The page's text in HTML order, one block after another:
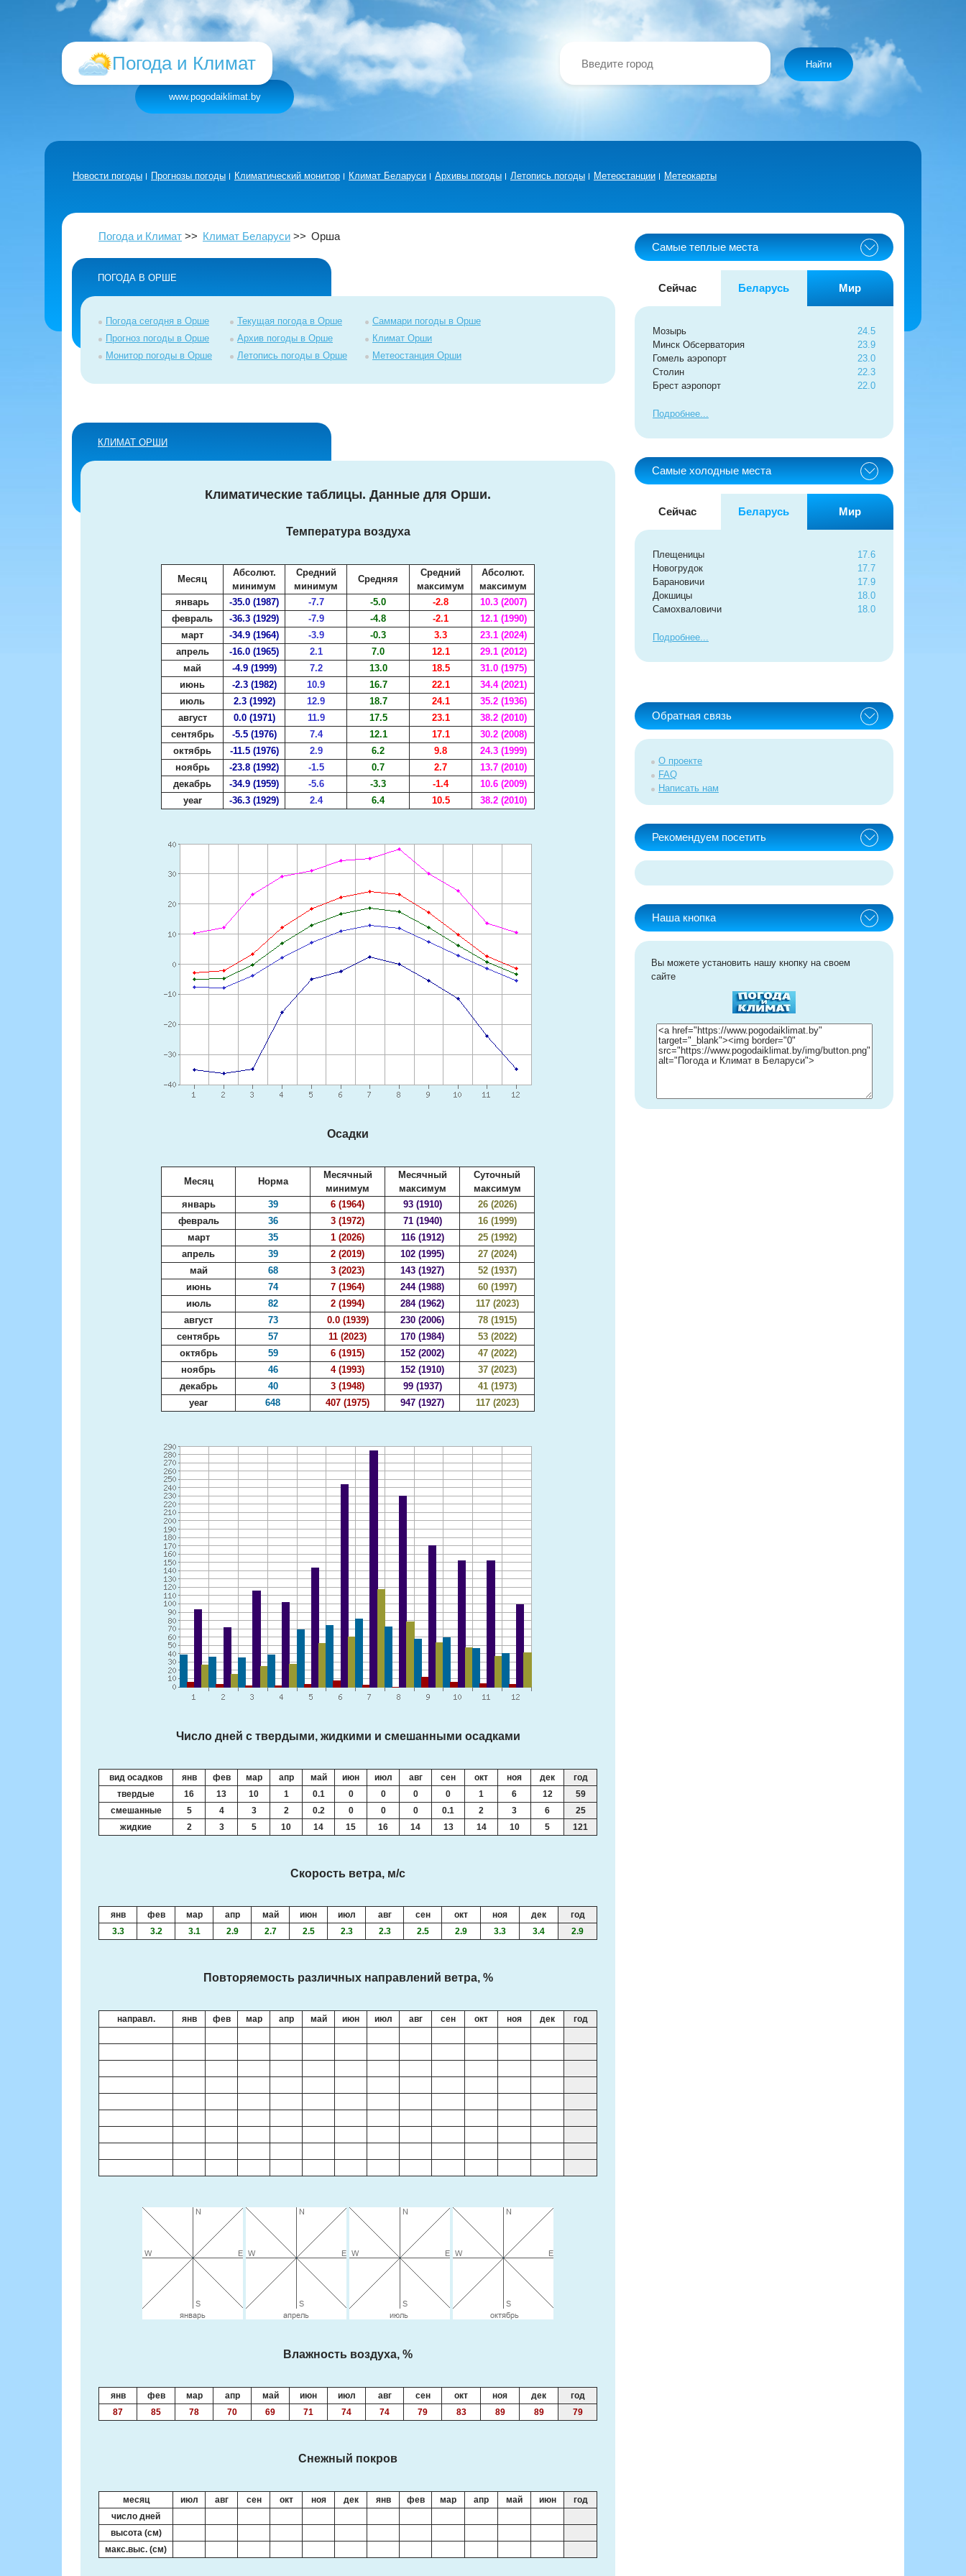
Погода и Климат
www.pogodaiklimat.by
Найти
Новости погоды Прогнозы погоды Климатический монитор Климат Беларуси Архивы погоды Летопись погоды Метеостанции Метеокарты
Погода и Климат Климат Беларуси Орша
ПОГОДА В ОРШЕ
Погода сегодня в Орше
Прогноз погоды в Орше
Монитор погоды в Орше
Текущая погода в Орше
Архив погоды в Орше
Летопись погоды в Орше
Саммари погоды в Орше
Климат Орши
Метеостанция Орши
КЛИМАТ ОРШИ
Климатические таблицы. Данные для Орши.
Температура воздуха
Месяц
Абсолют.
минимум
Средний
минимум
Средняя
Средний
максимум
Абсолют.
максимум
январь
-35.0 (1987) -7.7 -5.0 -2.8
10.3 (2007)
февраль
-36.3 (1929) -7.9 -4.8 -2.1
12.1 (1990)
март
-34.9 (1964) -3.9 -0.3 3.3
23.1 (2024)
апрель
-16.0 (1965) 2.1 7.0 12.1
29.1 (2012)
май
-4.9 (1999) 7.2 13.0 18.5
31.0 (1975)
июнь
-2.3 (1982) 10.9 16.7 22.1
34.4 (2021)
июль
2.3 (1992) 12.9 18.7 24.1
35.2 (1936)
август
0.0 (1971) 11.9 17.5 23.1
38.2 (2010)
сентябрь
-5.5 (1976) 7.4 12.1 17.1
30.2 (2008)
октябрь
-11.5 (1976) 2.9 6.2 9.8
24.3 (1999)
ноябрь
-23.8 (1992) -1.5 0.7 2.7
13.7 (2010)
декабрь
-34.9 (1959) -5.6 -3.3 -1.4
10.6 (2009)
year
-36.3 (1929) 2.4 6.4 10.5 38.2 (2010)
Осадки
Месяц Норма
Месячный
минимум
Месячный
максимум
Суточный
максимум
январь
39 6 (1964) 93 (1910)
26 (2026)
февраль
36 3 (1972) 71 (1940)
16 (1999)
март
35 1 (2026) 116 (1912)
25 (1992)
апрель
39 2 (2019) 102 (1995)
27 (2024)
май
68 3 (2023) 143 (1927)
52 (1937)
июнь
74 7 (1964) 244 (1988)
60 (1997)
июль
82 2 (1994) 284 (1962)
117 (2023)
август
73 0.0 (1939) 230 (2006)
78 (1915)
сентябрь
57 11 (2023) 170 (1984)
53 (2022)
октябрь
59 6 (1915) 152 (2002)
47 (2022)
ноябрь
46 4 (1993) 152 (1910)
37 (2023)
декабрь
40 3 (1948) 99 (1937)
41 (1973)
year
648 407 (1975) 947 (1927) 117 (2023)
Число дней с твердыми, жидкими и смешанными осадками
вид осадков янв фев мар апр май июн июл авг сен окт ноя дек
год
твердые
16 13 10 1 0.1 0 0 0 0 1 6 12
59
смешанные
5 4 3 2 0.2 0 0 0 0.1 2 3 6
25
жидкие
2 3 5 10 14 15 16 14 13 14 10 5 121
Скорость ветра, м/с
янв фев мар апр май июн июл авг сен окт ноя дек
год
3.3
3.2 3.1 2.9 2.7 2.5 2.3 2.3 2.5 2.9 3.3 3.4 2.9
Повторяемость различных направлений ветра, %
направл. янв фев мар апр май июн июл авг сен окт ноя дек год
Влажность воздуха, %
янв фев мар апр май июн июл авг сен окт ноя дек
год
87
85 78 70 69 71 74 74 79 83 89 89 79
Снежный покров
месяц июл авг сен окт ноя дек янв фев мар апр май июн
год
число дней
высота (см)
макс.выс. (см)
Самые теплые места
Сейчас Беларусь Мир
Мозырь
Минск Обсерватория
Гомель аэропорт
Столин
Брест аэропорт
24.5
23.9
23.0
22.3
22.0
Подробнее
Самые холодные места
Сейчас Беларусь Мир
Плещеницы
Новогрудок
Барановичи
Докшицы
Самохваловичи
17.6
17.7
17.9
18.0
18.0
Подробнее
Обратная связь
О проекте
FAQ
Написать нам
Рекомендуем посетить
Наша кнопка
Вы можете установить нашу кнопку на своем
сайте